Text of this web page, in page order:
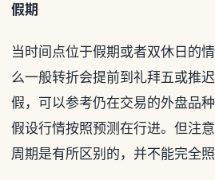
假期
当时间点位于假期或者双休日的
么一般转折会提前到礼拜五或推
假，可以参考仍在交易的外盘品
假设行情按照预测在行进。但注
周期是有所区别的，并不能完全照